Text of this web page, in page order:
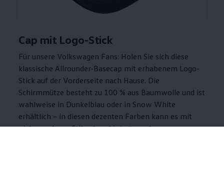
Cap mit Logo-Stick
Für unsere Volkswagen Fans: Holen Sie sich diese
klassische Allrounder-Basecap mit erhabenem Logo-
Stick auf der Vorderseite nach Hause. Die
Schirmmütze besteht zu 100 % aus Baumwolle und ist
wahlweise in Dunkelblau oder in Snow White
erhältlich – in diesen dezenten Farben kann es mit
vielen anderen Stilen kombiniert werden.